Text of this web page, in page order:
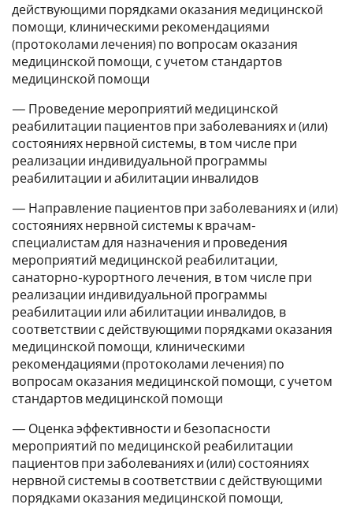
действующими порядками оказания медицинской
помощи, клиническими рекомендациями
(протоколами лечения) по вопросам оказания
медицинской помощи, с учетом стандартов
медицинской помощи
— Проведение мероприятий медицинской
реабилитации пациентов при заболеваниях и (или)
состояниях нервной системы, в том числе при
реализации индивидуальной программы
реабилитации и абилитации инвалидов
— Направление пациентов при заболеваниях и (или)
состояниях нервной системы к врачам-
специалистам для назначения и проведения
мероприятий медицинской реабилитации,
санаторно-курортного лечения, в том числе при
реализации индивидуальной программы
реабилитации или абилитации инвалидов, в
соответствии с действующими порядками оказания
медицинской помощи, клиническими
рекомендациями (протоколами лечения) по
вопросам оказания медицинской помощи, с учетом
стандартов медицинской помощи
— Оценка эффективности и безопасности
мероприятий по медицинской реабилитации
пациентов при заболеваниях и (или) состояниях
нервной системы в соответствии с действующими
порядками оказания медицинской помощи,